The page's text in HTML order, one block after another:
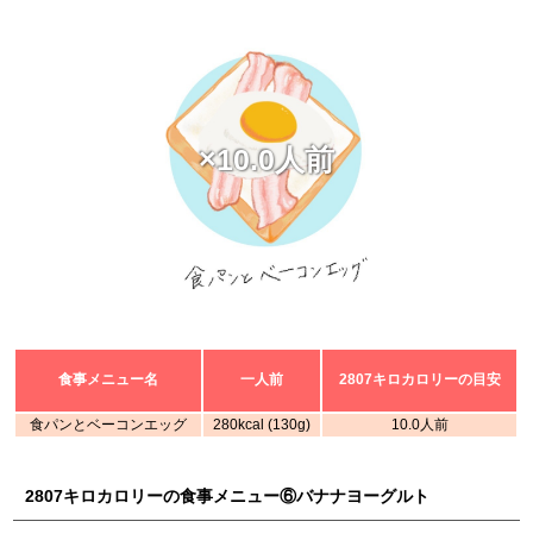
×10.0人前
食事メニュー名 一人前 2807キロカロリーの目安
食パンとベーコンエッグ 280kcal (130g) 10.0人前
2807キロカロリーの食事メニュー⑥バナナヨーグルト